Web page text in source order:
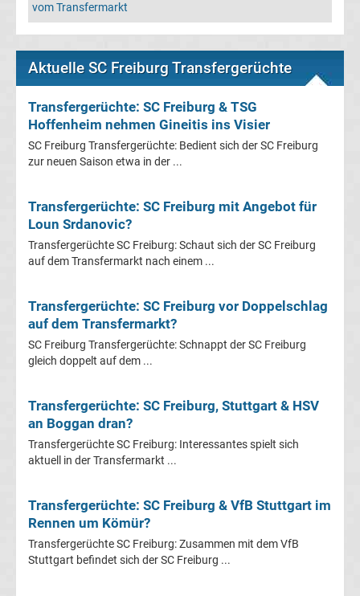
Transfergerüchte
Chemnitzer
Dresden
Transfergerüchte
Braunschweig
vom Transfermarkt
Aktuelle SC Freiburg Transfergerüchte
Transfergerüchte: SC Freiburg & TSG
Hoffenheim nehmen Gineitis ins Visier
SC Freiburg Transfergerüchte: Bedient sich der SC Freiburg
zur neuen Saison etwa in der ...
Transfergerüchte: SC Freiburg mit Angebot für
Loun Srdanovic?
Transfergerüchte SC Freiburg: Schaut sich der SC Freiburg
auf dem Transfermarkt nach einem ...
Transfergerüchte: SC Freiburg vor Doppelschlag
auf dem Transfermarkt?
SC Freiburg Transfergerüchte: Schnappt der SC Freiburg
gleich doppelt auf dem ...
Transfergerüchte: SC Freiburg, Stuttgart & HSV
an Boggan dran?
Transfergerüchte SC Freiburg: Interessantes spielt sich
aktuell in der Transfermarkt ...
Transfergerüchte: SC Freiburg & VfB Stuttgart im
Rennen um Kömür?
Transfergerüchte SC Freiburg: Zusammen mit dem VfB
Stuttgart befindet sich der SC Freiburg ...